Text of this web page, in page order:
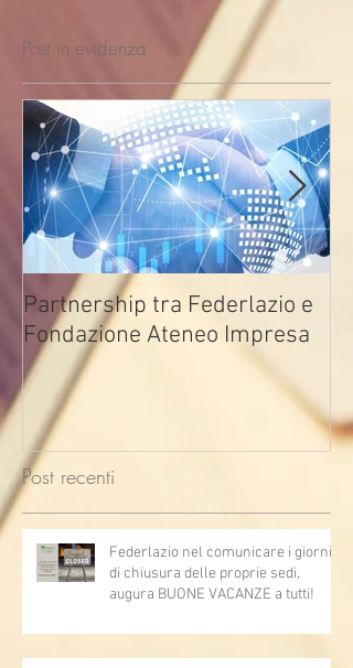
Post in evidenza
Partnership tra Federlazio e
Fondazione Ateneo Impresa
Post recenti
Federlazio nel comunicare i giorni
di chiusura delle proprie sedi,
augura BUONE VACANZE a tutti!